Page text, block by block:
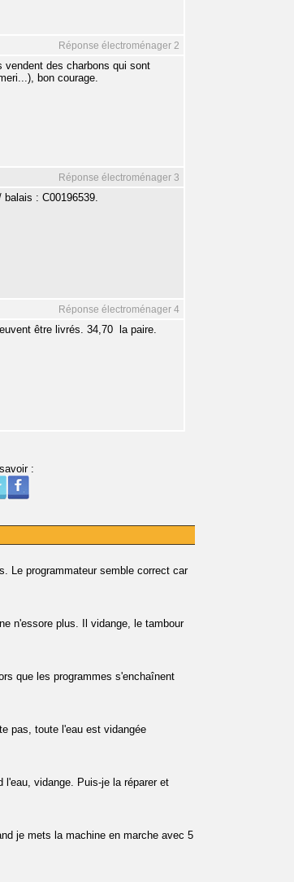
Réponse électroménager 2
vendent des charbons qui sont
bon courage.
Réponse électroménager 3
balais : C00196539.
Réponse électroménager 4
être livrés. 34,70  la paire.
:
Le programmateur semble correct car
n'essore plus. Il vidange, le tambour
que les programmes s'enchaînent
pas, toute l'eau est vidangée
vidange. Puis-je la réparer et
je mets la machine en marche avec 5